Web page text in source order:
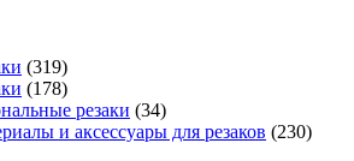
(319)
(178)
резаки (34)
и аксессуары для резаков (230)